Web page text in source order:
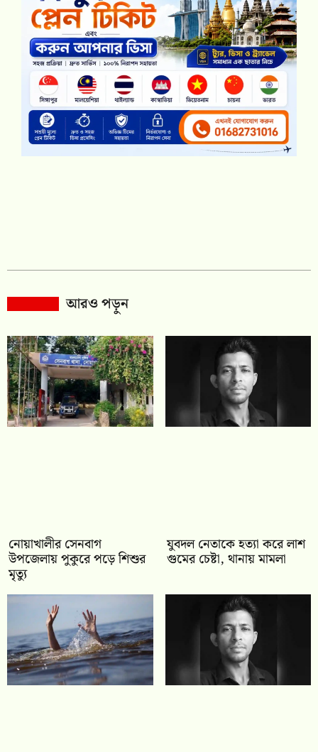
আরও পড়ুন
নোয়াখালীর সেনবাগ
উপজেলায় পুকুরে পড়ে শিশুর
মৃত্যু
যুবদল নেতাকে হত্যা করে লাশ
গুমের চেষ্টা, থানায় মামলা